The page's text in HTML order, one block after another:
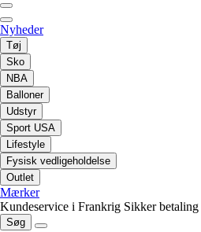
Nyheder
Tøj
Sko
NBA
Balloner
Udstyr
Sport USA
Lifestyle
Fysisk vedligeholdelse
Outlet
Mærker
Kundeservice i Frankrig Sikker betaling
Søg